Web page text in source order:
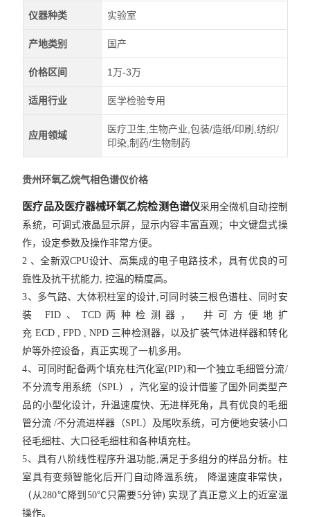
仪器种类 实验室
产地类别 国产
价格区间 1万-3万
适用行业 医学检验专用
应用领域
医疗卫生,生物产业,包装/造纸/印刷,纺织/
印染,制药/生物制药
贵州环氧乙烷气相色谱仪价格
医疗品及 医疗器械环氧乙烷检测色谱仪采用全微机自动控制
系统，
可调式液晶显示屏，显示内容丰富直观；中文键盘式操
作，设定参数及操作非常方便。
2 、全新双CPU设计、高集成的电子电路技术，具有优良的可
靠性及抗干扰能力,控温的精度高。
3、多气路、大体积柱室的设计, 可同时装三根色谱柱、同时安
装
FID 、 TCD两种检测器，
并可方便地扩
充 ECD , FPD , NPD 三种检测器，以及扩装气体进样器和转化
炉等外控设备，真正实现了一机多用。
4、可同时配备两个填充柱汽化室(PIP)和一个独立毛细管分流/
不分流专用系统（SPL），汽化室的设计借鉴了国外同类型产
品的小型化设计，升温速度快、无进样死角，具有优良的毛细
管分流 /不分流进样器（SPL）及尾吹系统，可方便地安装小口
径毛细柱、大口径毛细柱和各种填充柱。
5、具有八阶线性程序升温功能,满足于多组分的样品分析。 柱
室具有变频智能化后开门自动降温系统，
降温速度非常快，
（从280℃降到 50℃ 只需要5分钟) 实现了真正意义上的近室温
操作。